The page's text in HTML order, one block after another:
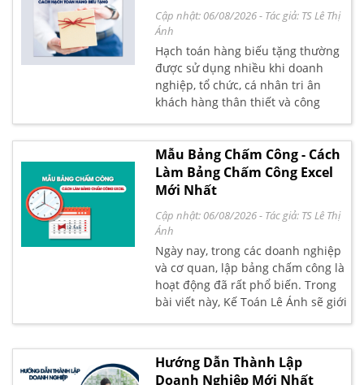
Cập nhật: 06/08/2026- Tác giả: TS Lê Thị
Ánh
Hạch toán hàng biếu tặng thường
được sử dụng nhiều khi doanh
nghiệp, tổ chức, cá nhân tri ân
khách hàng thân thiết và công
khi đó hạch toán hàng biếu tặng
như thế nào theo Thông tư 200 và
Thông tư 133?
Mẫu Bảng Chấm Công - Cách
Làm Bảng Chấm Công Excel
Mới Nhất
Cập nhật: 06/08/2026- Tác giả: TS Lê Thị
Ánh
Ngày nay, trong các doanh nghiệp
và cơ quan, lập bảng chấm công là
hoạt động đã rất phổ biến. Trong
bài viết này, Kế Toán Lê Ánh sẽ giới
nhất và rất dễ sử dụng.
Hướng Dẫn Thành Lập
Doanh Nghiệp Mới Nhất